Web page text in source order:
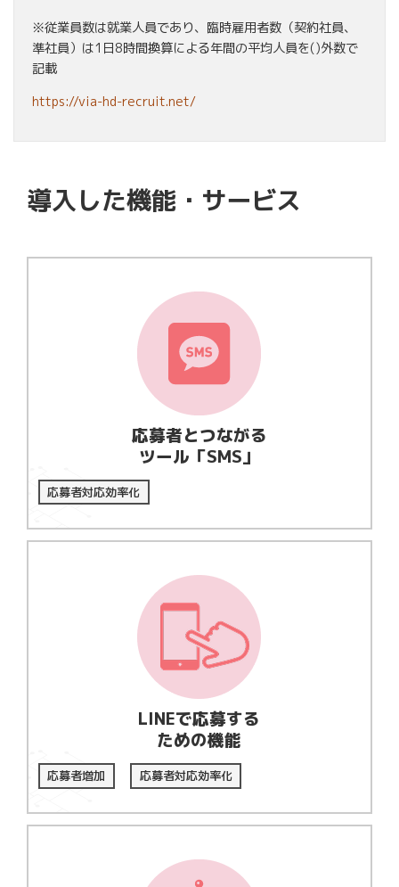
※従業員数は就業人員であり、臨時雇用者数（契約社員、
準社員）は1日8時間換算による年間の平均人員を()外数で
記載
https://via-hd-recruit.net/
導入した機能・サービス
応募者とつながる
ツール「SMS」
応募者対応効率化
LINEで応募する
ための機能
応募者増加 応募者対応効率化